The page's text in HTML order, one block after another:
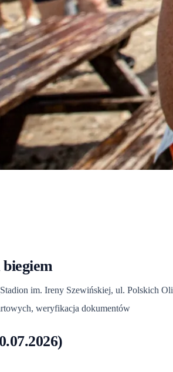
im. Ireny Szewińskiej, ul. Polskich
weryfikacja dokumentów